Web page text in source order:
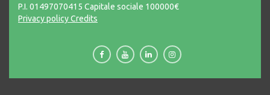
P.I. 01497070415 Capitale sociale 100000€
Privacy policyCredits